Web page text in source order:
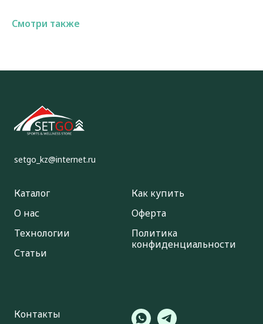
Смотри также
setgo_kz@internet.ru
Каталог
О нас
Технологии
Статьи
Как купить
Оферта
Политика
конфиденциальности
Контакты